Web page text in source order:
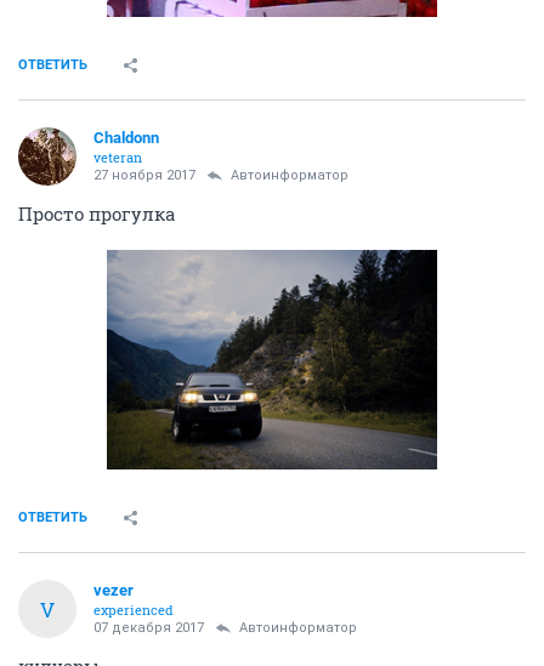
ОТВЕТИТЬ
Chaldonn
veteran
27 ноября 2017 Автоинформатор
Просто прогулка
ОТВЕТИТЬ
V
vezer
experienced
07 декабря 2017 Автоинформатор